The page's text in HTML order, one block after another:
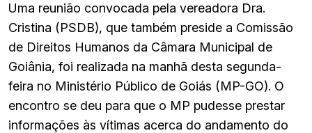
Uma reunião convocada pela vereadora Dra.
Cristina (PSDB), que também preside a Comissão
de Direitos Humanos da Câmara Municipal de
Goiânia, foi realizada na manhã desta segunda-
feira no Ministério Público de Goiás (MP-GO). O
encontro se deu para que o MP pudesse prestar
informações às vítimas acerca do andamento do